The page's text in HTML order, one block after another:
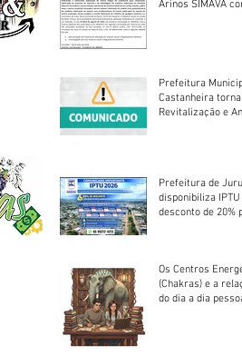
Arinos SIMAVA convoca à
Prefeitura
Castanheira
Revitalização e
Prefeitura de
disponibiliza
desconto de 20%
Os Centros
(Chakras) e a
do dia a dia